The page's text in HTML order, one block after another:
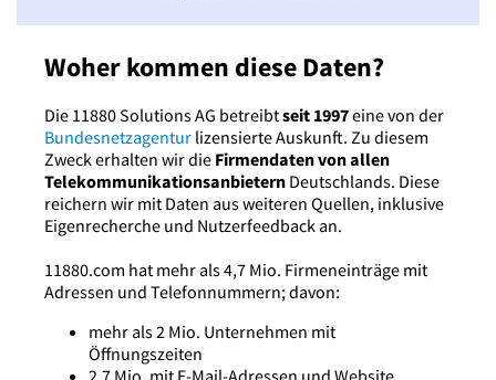
Woher kommen diese Daten?
Die 11880 Solutions AG betreibtseit 1997eine von der
Bundesnetzagentur lizensierte Auskunft. Zu diesem
Zweck erhalten wir die Firmendaten von allen
Telekommunikationsanbietern Deutschlands. Diese
reichern wir mit Daten aus weiteren Quellen, inklusive
Eigenrecherche und Nutzerfeedback an.
11880.com hat mehr als 4,7 Mio. Firmeneinträge mit
Adressen und Telefonnummern; davon:
mehr als 2 Mio. Unternehmen mit
Öffnungszeiten